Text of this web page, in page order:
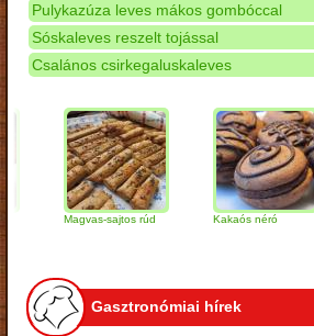
Pulykazúza leves mákos gombóccal
Sóskaleves reszelt tojással
Csalános csirkegaluskaleves
Magvas-sajtos rúd Kakaós néró
Gasztronómiai hírek